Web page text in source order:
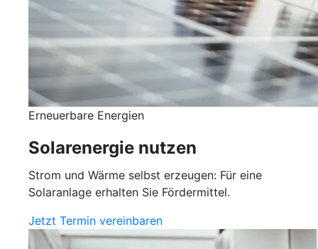
Erneuerbare Energien
Solarenergie nutzen
Strom und Wärme selbst erzeugen: Für eine
Solaranlage erhalten Sie Fördermittel.
Jetzt Termin vereinbaren